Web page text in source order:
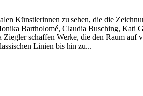
Künstlerinnen zu sehen, die die
Bartholomé, Claudia Busching, Kati
schaffen Werke, die den Raum auf
Linien bis hin zu...